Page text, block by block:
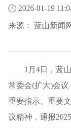
2026-01-19
来源： 蓝山新闻
1月4日，蓝
常委会(扩大)会议
重要指示、重要
议精神，通报